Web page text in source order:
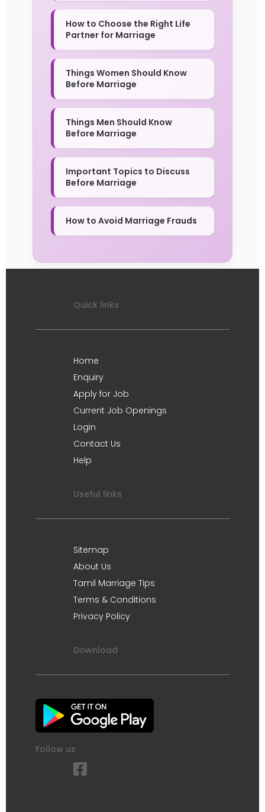
How to Choose the Right Life
Partner for Marriage
Things Women Should Know
Before Marriage
Things Men Should Know
Before Marriage
Important Topics to Discuss
Before Marriage
How to Avoid Marriage Frauds
Quick links
Home
Enquiry
Apply for Job
Current Job Openings
Login
Contact Us
Help
Useful links
Sitemap
About Us
Tamil Marriage Tips
Terms & Conditions
Privacy Policy
Download
Follow us